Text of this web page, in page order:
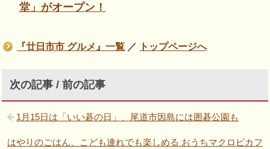
堂」がオープン！
『廿日市市 グルメ』一覧 ／ トップページへ
次の記事 / 前の記事
1月15日は「いい碁の日」、尾道市因島には囲碁公園も
はやりのごはん、こども連れでも楽しめる おうちマクロビカフ